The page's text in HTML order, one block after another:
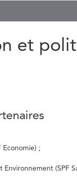
et
Economie) ;
(SPF